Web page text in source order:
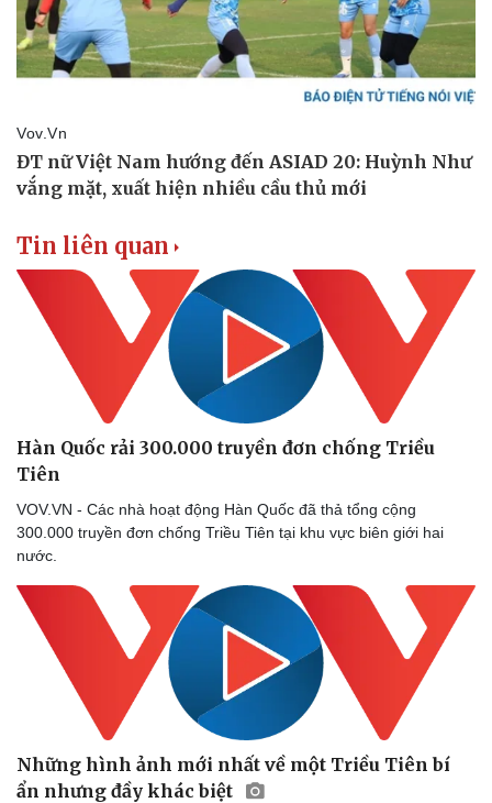
Tin liên quan
Hàn Quốc rải 300.000 truyền đơn chống Triều
Tiên
VOV.VN - Các nhà hoạt động Hàn Quốc đã thả tổng cộng
300.000 truyền đơn chống Triều Tiên tại khu vực biên giới hai
nước.
Những hình ảnh mới nhất về một Triều Tiên bí
ẩn nhưng đầy khác biệt